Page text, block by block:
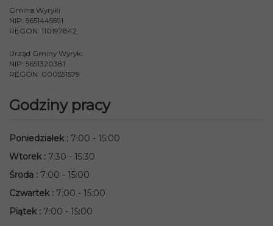
Gmina Wyryki
NIP: 5651445591
REGON: 110197842
Urząd Gminy Wyryki
NIP: 5651320381
REGON: 000551579
Godziny pracy
Poniedziałek: 7:00 - 15:00
Wtorek: 7:30 - 15:30
Środa : 7:00 - 15:00
Czwartek: 7:00 - 15:00
Piątek: 7:00 - 15:00